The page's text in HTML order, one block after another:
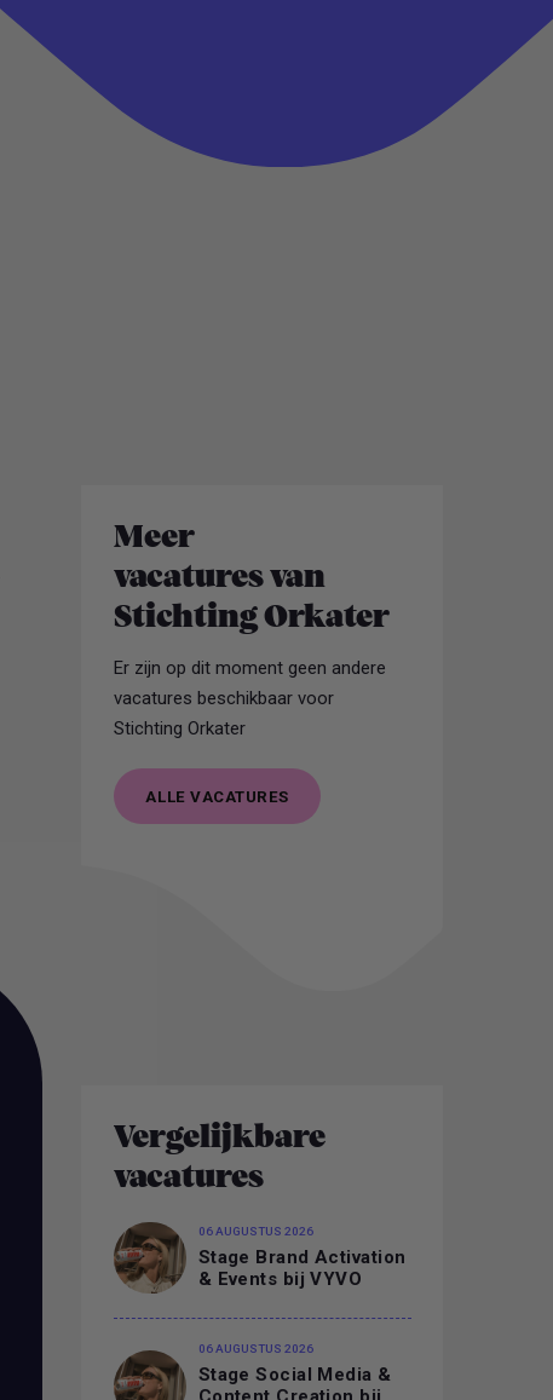
Meer
vacatures van
Stichting Orkater
Er zijn op dit moment geen andere
vacatures beschikbaar voor
Stichting Orkater
ALLE VACATURES
Vergelijkbare
vacatures
06 AUGUSTUS 2026
Stage Brand Activation
& Events bij VYVO
06 AUGUSTUS 2026
Stage Social Media &